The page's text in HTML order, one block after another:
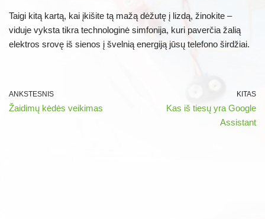
Taigi kitą kartą, kai įkišite tą mažą dėžutę į lizdą, žinokite –
viduje vyksta tikra technologinė simfonija, kuri paverčia žalią
elektros srovę iš sienos į švelnią energiją jūsų telefono širdžiai.
ANKSTESNIS
Žaidimų kėdės veikimas
KITAS
Kas iš tiesų yra Google
Assistant